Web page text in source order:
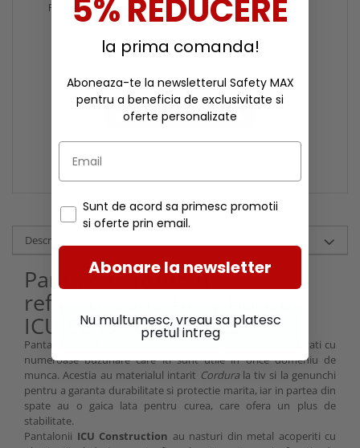
REFLECTORIZANTI HELLY
HANSEN ICU CONSTRUCTION
2.0, NEGRE, STD
1.052,00 RON
1.035,95 RON
16,05 RON
CUMPARA-LE IMPREUNA
Descriere
Pantaloni de lucru
reflectorizanti Helly Hansen
ICU Construction CL2
Pantalonii ICU Construction
au aspect modern si sunt dotati cu
numeroase buzunare care iti sunt utile in orice domeniu de
munca. Acestia au materialul intarit Cordura la tiv si la genunchi
pentru a garanta durabilitate si protectie marita, iar in partea din
spate au o gaica lata pentru curea, care ofera un plus de
stabilitate.
Pantalonii ICU Construction au nasturi din metal acoperiti cu
5% REDUCERE
la prima comanda!
Aboneaza-te la newsletterul Safety MAX
pentru a beneficia de exclusivitate si
oferte personalizate
Sunt de acord sa primesc promotii
si oferte prin email.
Abonare la newsletter
Nu multumesc, vreau sa platesc
pretul intreg